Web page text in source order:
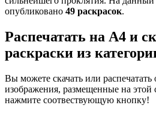
опубликовано 49 раскрасок.
Распечатать на А4 и
раскраски из
Вы можете скачать или
изображения, размещенные на этой
нажмите соотвествующую кнопку!